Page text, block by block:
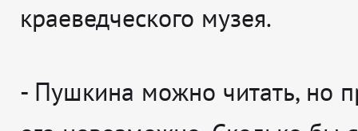
краеведческого музея.
- Пушкина можно читать, но